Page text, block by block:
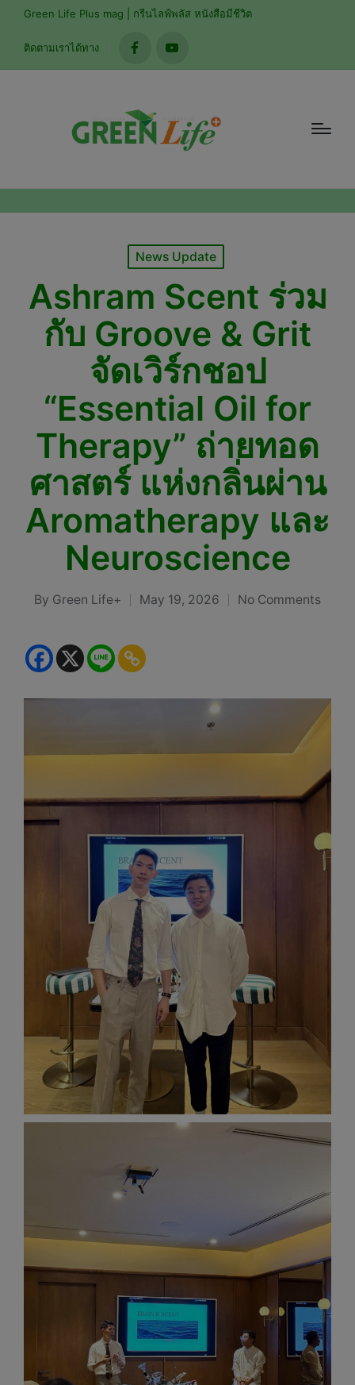
Green Life Plus mag | กรีนไลฟ์พลัส หนังสือมีชีวิต
ติดตามเราได้ทาง
facebookyoutube
Posted
News Update
Ashram Scent ร่วม
กับ Groove & Grit
จัดเวิร์กชอป
“Essential Oil for
Therapy” ถ่ายทอด
ศาสตร์ แห่งกลิ่นผ่าน
Aromatherapy และ
Neuroscience
Posted
By Green Life+ May 19, 2026 No Comments
modal-check